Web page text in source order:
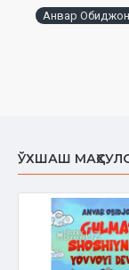
Анвар Обиджон
ЎХШАШ